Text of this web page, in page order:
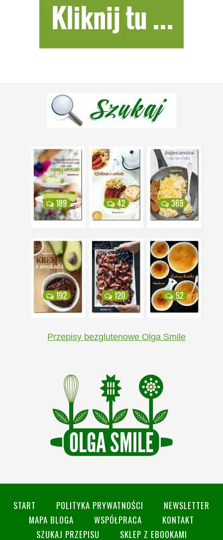
Przepisy bezglutenowe Olga Smile
START POLITYKA PRYWATNOŚCI
NEWSLETTER
MAPA BLOGA
WSPÓŁPRACA
KONTAKT
SZUKAJ PRZEPISU
SKLEP Z EBOOKAMI